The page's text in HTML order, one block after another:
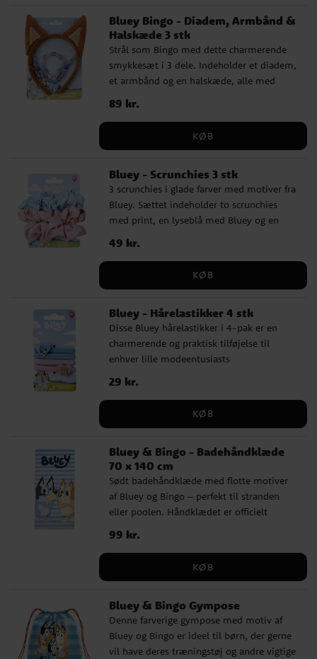
Bluey Bingo - Diadem, Armbånd &
Halskæde 3 stk
Strål som Bingo med dette charmerende
smykkesæt i 3 dele. Indeholder et diadem,
et armbånd og en halskæde, alle med
motiver fra serien Bluey. Designet i
børnestørrelse for en behagelig pasform og
fødselsdagsfest eller hverdagens sjove
Pris:89 kr.
89 kr.
KØB
Bluey - Scrunchies 3 stk
3 scrunchies i glade farver med motiver fra
Bluey. Sættet indeholder to scrunchies
med print, en lyseblå med Bluey og en
lyserød scrunchie i satinlook. Lavet af 100
slidstærke. Perfekte til at holde håret på
officielt licenseret produkt.
Pris :49 kr.
49 kr.
KØB
Bluey - Hårelastikker 4 stk
Disse Bluey hårelastikker i 4-pak er en
charmerende og praktisk tilføjelse til
enhver lille modeentusiasts
håraccessories-samling. Hver pakke
indeholder fire hår elastikker i blandet
populære TV-serie Bluey.
Pris:29 kr.
29 kr.
KØB
Bluey & Bingo - Badehåndklæde
70 x 140 cm
Sødt badehåndklæde med flotte motiver
af Bluey og Bingo – perfekt til stranden
eller poolen. Håndklædet er officielt
licenseret og fremstillet af 100 %
hurtigtørrende polyester. Med sine mål på
ind i eller ligge og slappe af på. Et oplagt
Pris :99 kr.
99 kr.
KØB
Bluey & Bingo Gympose
Denne farverige gympose med motiv af
Bluey og Bingo er ideel til børn, der gerne
vil have deres træningstøj og andre vigtige